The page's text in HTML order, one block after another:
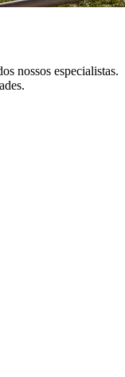
nossos especialistas.